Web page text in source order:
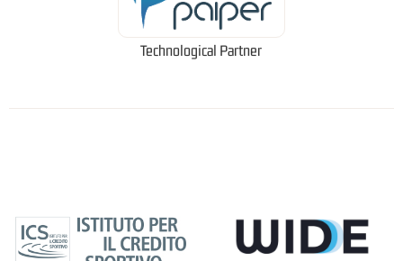
Technological Partner